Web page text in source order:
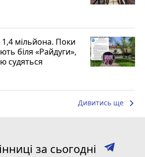
мільйона. Поки
біля «Райдуги»,
судяться
Дивитись ще keyboard_arrow_right
за сьогодні